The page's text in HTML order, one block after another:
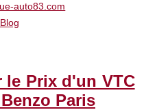
auto83.com
Blog
le Prix d'un VTC
Paris